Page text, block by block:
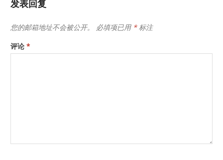
发表回复
您的邮箱地址不会被公开。 必填项已用 *标注
评论*